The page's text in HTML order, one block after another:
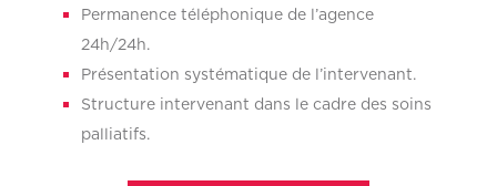
Permanence téléphonique de l’agence
24h/24h.
Présentation systématique de l’intervenant.
Structure intervenant dans le cadre des soins
palliatifs.